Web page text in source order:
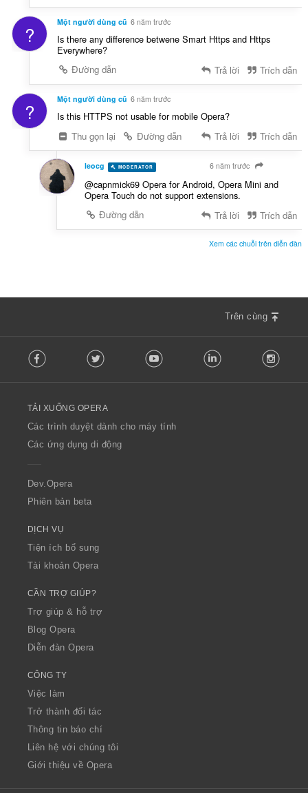
? Một người dùng cũ 6 năm trước
Is there any difference betwene Smart Https and Https
Everywhere?
Đường dẫn
Trả lời Trích dẫn
? Một người dùng cũ 6 năm trước
Is this HTTPS not usable for mobile Opera?
Thu gọn lại
Đường dẫn Trả lời Trích dẫn
leocg MODERATOR 6 năm trước
@capnmick69 Opera for Android, Opera Mini and
Opera Touch do not support extensions.
Đường dẫn
Trả lời Trích dẫn
Xem các chuỗi trên diễn đàn
Trên cùng
o
w
O
p
a
Facebook Twitter Youtube LinkedIn
TẢI XUỐNG OPERA
Các trình duyệt dành cho máy tính
Các ứng dụng di động
Dev.Opera
Phiên bản beta
DỊCH VỤ
Tiện ích bổ sung
Tài khoản Opera
CẦN TRỢ GIÚP?
Trợ giúp & hỗ trợ
Blog Opera
Diễn đàn Opera
CÔNG TY
Việc làm
Trở thành đối tác
Thông tin báo chí
Liên hệ với chúng tôi
Giới thiệu về Opera